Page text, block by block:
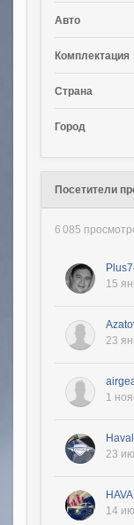
Авто
Комплектация
Страна
Город
Посетители
6 085
15
23
1
23
14